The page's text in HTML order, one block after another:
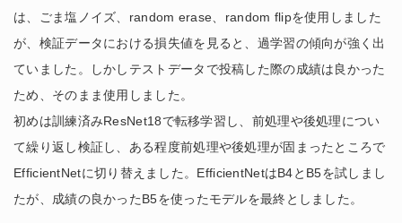
は、ごま塩ノイズ、random erase、random flipを使用しました
が、検証データにおける損失値を見ると、過学習の傾向が強く出
ていました。しかしテストデータで投稿した際の成績は良かった
ため、そのまま使用しました。
初めは訓練済みResNet18で転移学習し、前処理や後処理につい
て繰り返し検証し、ある程度前処理や後処理が固まったところで
EfficientNetに切り替えました。EfficientNetはB4とB5を試しまし
たが、成績の良かったB5を使ったモデルを最終としました。